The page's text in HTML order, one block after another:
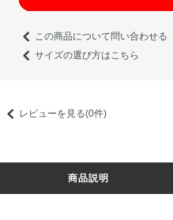
この商品について問い合わせる
サイズの選び方はこちら
レビューを見る(0件)
商品説明